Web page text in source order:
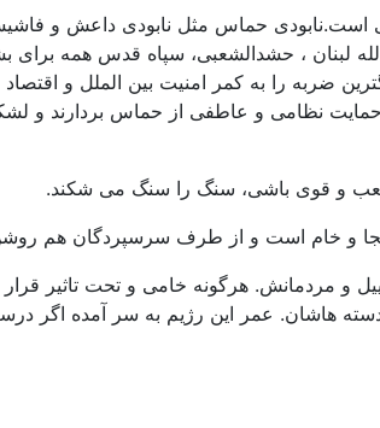
حماس مثل نابودی داعش و‌ فاشیسم
لبنان ، حشدالشعبی، سپاه قدس همه
ضربه را به کمر امنیت بین الملل و
نظامی و عاطفی از حماس بردارند و
و قوی باشی، سنگ را سنگ می شکند.
و خام است و از طرف سرسپردگان هم
هرگونه خامی و تحت تاثیر قرار
هاشان. عمر این رژیم به سر آمده اگر